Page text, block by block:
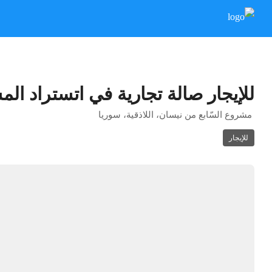
للإيجار صالة تجارية في اتستراد
مشروع السّابع من نيسان، اللاذقية، سوريا
للإيجار